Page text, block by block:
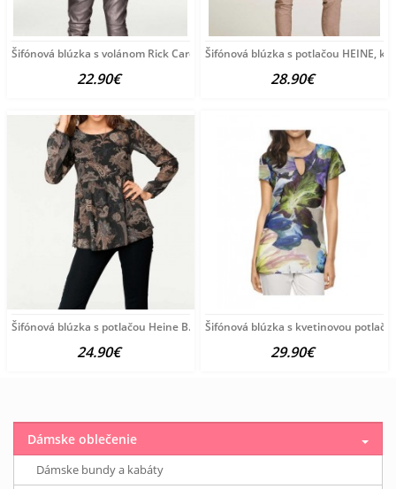
Šifónová blúzka s volánom Rick Cardona, púdrová
22.90€
Šifónová blúzka s potlačou HEINE,
28.90€
Šifónová blúzka s potlačou Heine B.C., čierno-farebná
24.90€
Šifónová blúzka s kvetinovou
29.90€
Dámske oblečenie
Dámske bundy a kabáty